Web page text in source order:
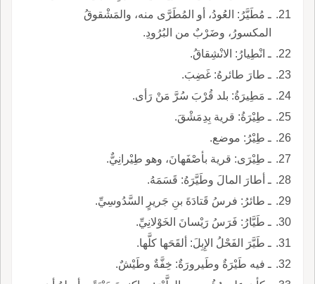
ـ مُطَيَّرُ: العُودُ، أو المُطَرَّى منه، والمَشْقوقُ
المكسورُ، وضَرْبٌ من البُرُودِ.
ـ انْطِيارُ: الانْشِقاقُ.
ـ طارَ طائرهُ: غَضِبَ.
ـ مَطِيرَةُ: بلد قُرْبَ سُرَّ مَنْ رَأى.
ـ طِيْرَةُ: قرية بِدِمَشْقَ.
ـ طِيْرُ: موضع.
ـ طِيْرَى: قرية بأصْفَهانَ، وهو طِيْرانِيٌّ.
ـ أطارَ المالَ وطَيَّرَهُ: قَسَمَهُ.
ـ طائرُ: فرسُ قَتادَةَ بنِ جَريرٍ السَّدُوسِيِّ.
ـ طَيَّارُ: فَرَسُ رَيْسانَ الخَوْلانِيِّ.
ـ طَيَّرَ الفَحْلُ الإِبِلَ: ألقَحَها كلَّها.
ـ فيه طَيْرَةٌ وطَيرورَةٌ: خِفَّةٌ وطَيْشٌ.